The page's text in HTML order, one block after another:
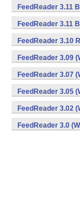
FeedReader 3.11
FeedReader 3.11
FeedReader 3.10
FeedReader 3.09
FeedReader 3.07
FeedReader 3.05
FeedReader 3.02
FeedReader 3.0